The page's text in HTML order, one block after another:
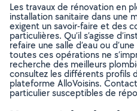
Les travaux de rénovation en
installation sanitaire dans une
exigent un savoir-faire et des
particulières. Qu’il s’agisse
refaire une salle d’eau ou
toutes ces opérations ne
recherche des meilleurs
consultez les différents profils
plateforme AlloVoisins.
particulier susceptibles de